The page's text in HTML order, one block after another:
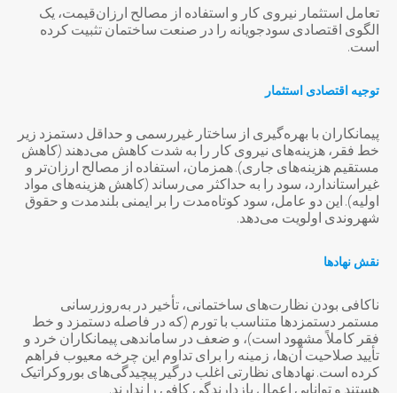
تعامل استثمار نیروی کار و استفاده از مصالح ارزان‌قیمت، یک
الگوی اقتصادی سودجویانه را در صنعت ساختمان تثبیت کرده
است.
توجیه اقتصادی استثمار
پیمانکاران با بهره‌گیری از ساختار غیررسمی و حداقل دستمزد زیر
خط فقر، هزینه‌های نیروی کار را به شدت کاهش می‌دهند (کاهش
مستقیم هزینه‌های جاری). همزمان، استفاده از مصالح ارزان‌تر و
غیراستاندارد، سود را به حداکثر می‌رساند (کاهش هزینه‌های مواد
اولیه). این دو عامل، سود کوتاه‌مدت را بر ایمنی بلندمدت و حقوق
شهروندی اولویت می‌دهد.
نقش نهادها
ناکافی بودن نظارت‌های ساختمانی، تأخیر در به‌روزرسانی
مستمر دستمزدها متناسب با تورم (که در فاصله دستمزد و خط
فقر کاملاً مشهود است)، و ضعف در ساماندهی پیمانکاران خرد و
تأیید صلاحیت آن‌ها، زمینه را برای تداوم این چرخه معیوب فراهم
کرده است. نهادهای نظارتی اغلب درگیر پیچیدگی‌های بوروکراتیک